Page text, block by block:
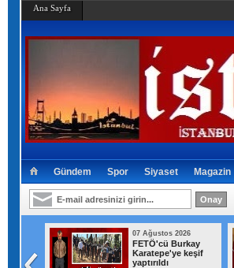
Ana Sayfa
Gündem Spor Siyaset Magazin
07 Ağustos 2026
FETÖ'cü Burkay
Karatepe'ye keşif
yaptırıldı